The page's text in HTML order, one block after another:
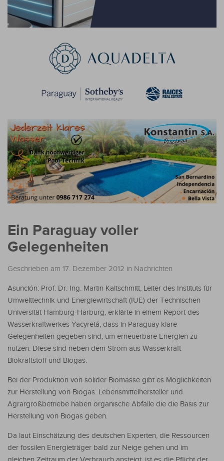
Ein Paraguay voller
Gelegenheiten
Geschrieben am 17. Dezember 2012 in Nachrichten
Asunción: Prof. Dr. Ing. Martin Kaltschmitt, Leiter des Instituts für
Umwelttechnik und Energiewirtschaft (IUE) der Technischen
Universität Hamburg-Harburg, erklärte in einem Report des
Wasserkraftwerkes Yacyretá, dass in Paraguay klare
Gelegenheiten gegeben sind, um erneuerbare Energien zu
nutzen. Diese sind neben dem Strom aus Wasserkraft
Biokraftstoff und Biogas.
Bei der Produktion von solider Biomasse gibt es Möglichkeiten
zur Herstellung von Biogas. Lebensmittelhersteller und
Agrargroßbetriebe haben organische Abfälle die die Basis zur
Herstellung von Biogas geben.
Da laut Einschätzung des deutschen Experten, die Ressourcen
der fossilen Energieträger bald zur Neige gehen und im